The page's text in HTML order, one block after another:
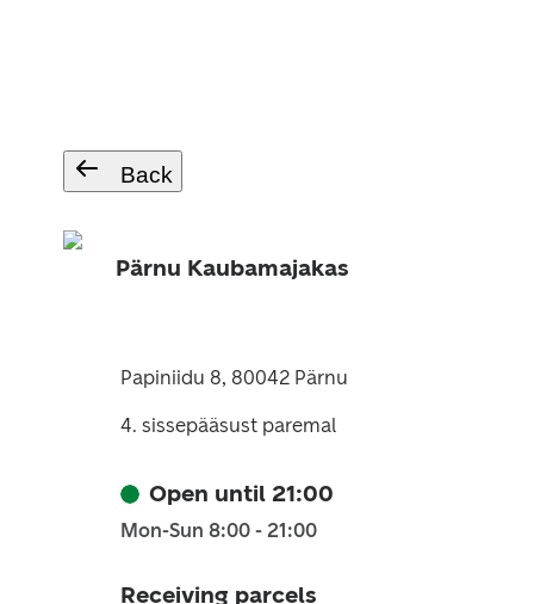
Back
Pärnu Kaubamajakas
Papiniidu 8, 80042 Pärnu
4. sissepääsust paremal
Open until 21:00
Mon-Sun 8:00 - 21:00
Receiving parcels